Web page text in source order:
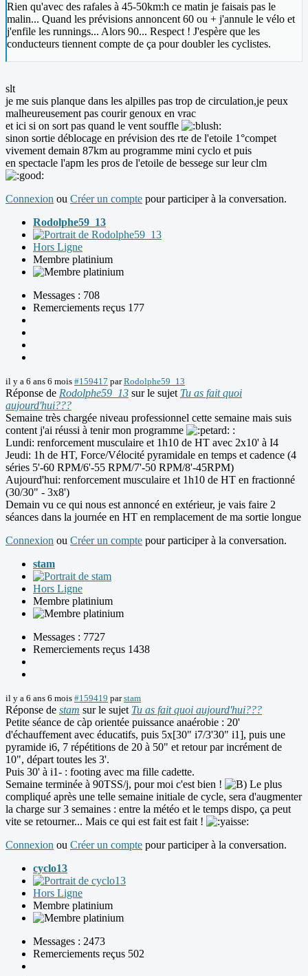
Rien qu'avec des rafales à 45-50km:h ce matin je faisais pas le
malin... Quand les prévisions annoncent 60 ou + j'annule le vélo et
j'enfile les runnings... Alors 90... Respect ! J'espère que les
conducteurs tiennent compte de ça pour doubler les cyclistes.
slt
je me suis planque dans les alpilles pas trop de circulation,je peux
malheureusement pas courir genoux en vrac
et ici si on sort pas quand le vent souffle
sinon sortie déblocage en prévision des rte de l'etoile 1°compet
vivement demain 87km au programme mini cyclo et puis
en spectacle l'apm les pros de l'etoile de bessege sur leur clm
Connexion ou Créer un compte pour participer à la conversation.
Rodolphe59_13
Hors Ligne
Membre platinium
Messages : 708
Remerciements reçus 177
il y a 6 ans 6 mois #159417 parRodolphe59_13
Réponse de Rodolphe59_13 sur le sujet Tu as fait quoi
aujourd'hui???
Semaine très chargée niveau professionnel cette semaine mais suis
content j'ai réussi à tenir mon programme
:
Lundi: renforcement musculaire et 1h10 de HT avec 2x10' à I4
Jeudi: 1h de HT, Force/Vélocité pyramidale en temps et cadence (4
séries 5'-60 RPM/6'-55 RPM/7'-50 RPM/8'-45RPM)
Aujourd'hui: renforcement musculaire et 1h10 de HT en fractionné
(30/30" - 3x8')
Demain vu ce qui nous est annoncé en extérieur, je vais faire 2
séances dans la journée en HT en remplacement de ma sortie longue
Connexion ou Créer un compte pour participer à la conversation.
stam
Hors Ligne
Membre platinium
Messages : 7727
Remerciements reçus 1438
il y a 6 ans 6 mois #159419 parstam
Réponse de stam sur le sujet Tu as fait quoi aujourd'hui???
Petite séance de càp orientée puissance anaérobie : 20'
d'échauffement avec éducatifs, puis 5x[30" i7/3'30" i1], puis une
pyramide i6, 7 répétitions de 20 à 50" et retour par incrément de
10", départ toutes les 3'.
Puis 30' à i1- : footing avec ma fille cadette.
Semaine terminée à 90TSS/j, pour moi c'est bien !
Le plus
compliqué après une telle semaine initiale de cycle, sera d'augmenter
la charge sur 3 semaines : entre la météo et le temps dispo, ça peut
vite se retourner... Mais ce qui est fait est fait !
Connexion ou Créer un compte pour participer à la conversation.
cyclo13
Hors Ligne
Membre platinium
Messages : 2473
Remerciements reçus 502